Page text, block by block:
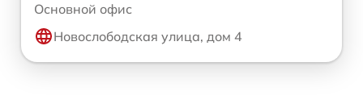
Основной офис
Новослободская улица, дом 4